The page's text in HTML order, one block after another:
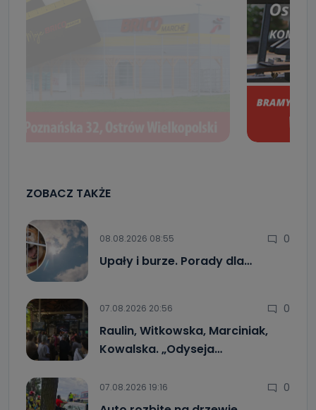
ZOBACZ TAKŻE
08.08.2026 08:55 0
Upały i burze. Porady dla…
07.08.2026 20:56 0
Raulin, Witkowska, Marciniak,
Kowalska. „Odyseja…
07.08.2026 19:16 0